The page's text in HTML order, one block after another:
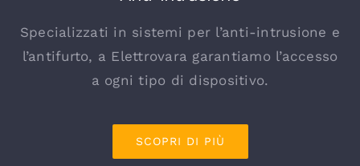
Specializzati in sistemi per l’anti-intrusione e
l’antifurto, a Elettrovara garantiamo l’accesso
a ogni tipo di dispositivo.
SCOPRI DI PIÙ